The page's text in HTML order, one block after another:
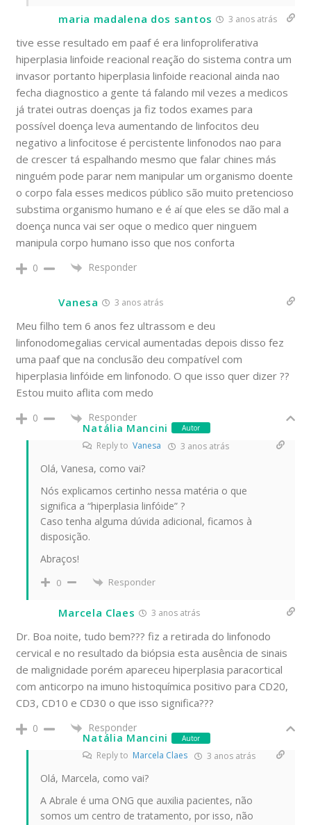
maria madalena dos santos 3 anos atrás
tive esse resultado em paaf é era linfoproliferativa
hiperplasia linfoide reacional reação do sistema contra um
invasor portanto hiperplasia linfoide reacional ainda nao
fecha diagnostico a gente tá falando mil vezes a medicos
já tratei outras doenças ja fiz todos exames para
possível doença leva aumentando de linfocitos deu
negativo a linfocitose é percistente linfonodos nao para
de crescer tá espalhando mesmo que falar chines más
ninguém pode parar nem manipular um organismo doente
o corpo fala esses medicos público são muito pretencioso
substima organismo humano e é aí que eles se dão mal a
doença nunca vai ser oque o medico quer ninguem
manipula corpo humano isso que nos conforta
0 Responder
Vanesa 3 anos atrás
Meu filho tem 6 anos fez ultrassom e deu
linfonodomegalias cervical aumentadas depois disso fez
uma paaf que na conclusão deu compatível com
hiperplasia linfóide em linfonodo. O que isso quer dizer ??
Estou muito aflita com medo
0
Responder
Natália Mancini
Autor
Reply toVanesa 3 anos atrás
Olá, Vanesa, como vai?
Nós explicamos certinho nessa matéria o que
significa a “hiperplasia linfóide” ?
Caso tenha alguma dúvida adicional, ficamos à
disposição.
Abraços!
0 Responder
Marcela Claes 3 anos atrás
Dr. Boa noite, tudo bem??? fiz a retirada do linfonodo
cervical e no resultado da biópsia esta ausência de sinais
de malignidade porém apareceu hiperplasia paracortical
com anticorpo na imuno histoquímica positivo para CD20,
CD3, CD10 e CD30 o que isso significa???
0
Responder
Natália Mancini
Autor
Reply to Marcela Claes 3 anos atrás
Olá, Marcela, como vai?
A Abrale é uma ONG que auxilia pacientes, não
somos um centro de tratamento, por isso, não